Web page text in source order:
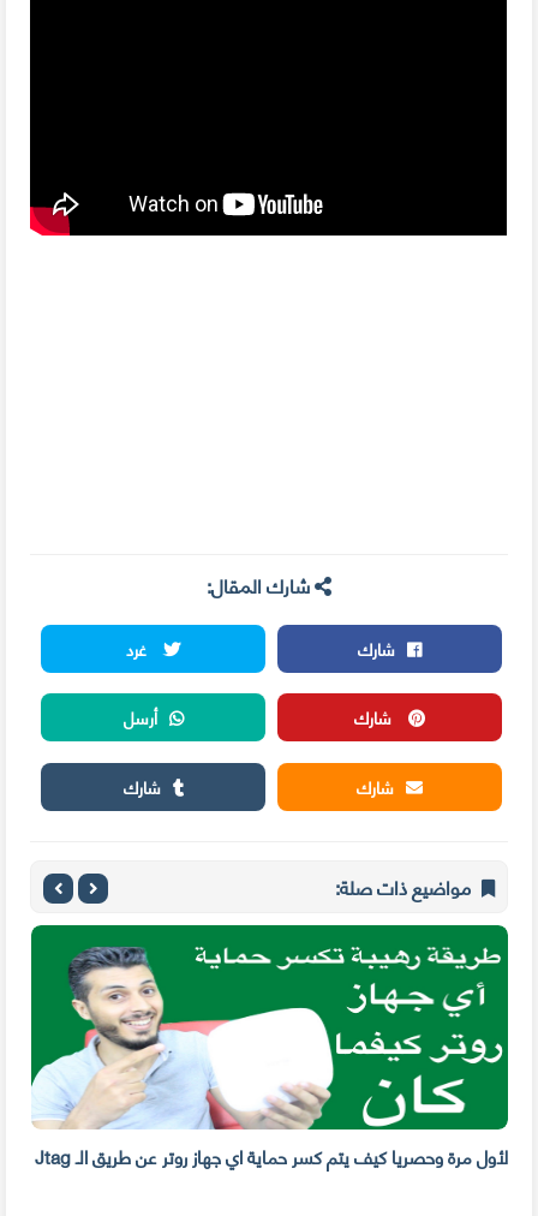
شارك المقال:
شارك
غرد
شارك
أرسل
شارك
شارك
مواضيع ذات صلة:
لأول مرة وحصريا كيف يتم كسر حماية اي جهاز روتر عن طريق الـ Jtag